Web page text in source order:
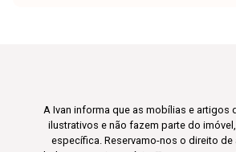
A Ivan informa que as mobílias e artigos
ilustrativos e não fazem parte do
específica. Reservamo-nos o direito de